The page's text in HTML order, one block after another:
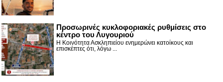
Προσωρινές κυκλοφοριακές ρυθμίσεις στο
κέντρο του Λυγουριού
Η Κοινότητα Ασκληπιείου ενημερώνει κατοίκους και
επισκέπτες ότι, λόγω ...